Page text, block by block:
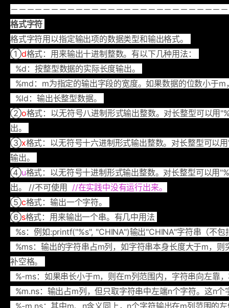
－－－－－－－－－－－－－－－－－－－－－－－－－－
格式字符
格式字符用以指定输出项的数据类型和输出格式。
①d格式：用来输出十进制整数。有以下几种用法：
%d：按整型数据的实际长度输出。
%md：m为指定的输出字段的宽度。如果数据的位数小于
%ld：输出长整型数据。
②o格式：以无符号八进制形式输出整数。对长整型可以用
出。
③x格式：以无符号十六进制形式输出整数。对长整型可以
输出。
④u格式：以无符号十进制形式输出整数。对长整型可以用
出。 //不可使用 //在实践中没有运行出来。
⑤c格式：输出一个字符。
⑥s格式：用来输出一个串。有几中用法
%s：例如:printf("%s", "CHINA")输出"CHINA"字符串（不
%ms：输出的字符串占m列，如字符串本身长度大于m，
补空格。
%-ms：如果串长小于m，则在m列范围内，字符串向左靠
%m.ns：输出占m列，但只取字符串中左端n个字符。这n
%-m.ns：其中m、n含义同上，n个字符输出在m列范围的